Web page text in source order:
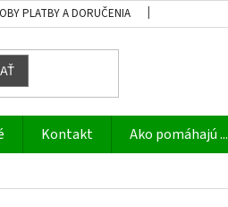
PLATBY A DORUČENIA
Kontakt Ako pomáhajú ...